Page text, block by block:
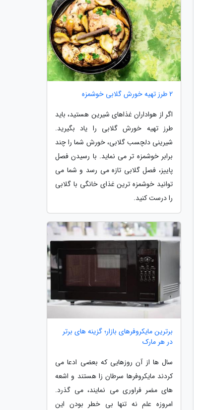
2 طرز تهیه خورش گلابی خوشمزه
اگر از هواداران غذاهای شیرین هستید، باید
طرز تهیه خورش گلابی را یاد بگیرید.
شیرینی دلچسب گلابی، خورش شما را چند
برابر خوشمزه تر می نماید. با رسیدن فصل
پاییز، فصل گلابی تازه می رسد و شما می
توانید خوشمزه ترین غذای خانگی با گلابی
را درست کنید.
برترین مایکروفرهای بازار؛ گزینه های برتر
در هر مارک
سال ها از آن روزهایی که بعضی ادعا می
کردند مایکروفرها سرطان زا هستند و اشعه
های مضر فراوری می نمایند، می گذرد.
امروزه علم نه تنها بی خطر بودن این